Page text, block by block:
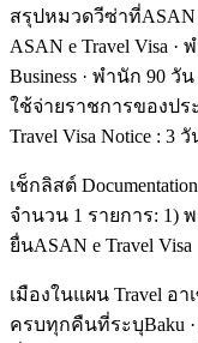
สรุปหมวดวีซ่าที่ASAN
ASAN e Travel Visa
Business · พำนัก 90 วั
ใช้จ่ายราชการของปร
Travel Visa Notice : 3
เช็กลิสต์
จำนวน 1 รายการ: 1)
ยื่นASAN e Travel Visa
เมืองในแผน Travel อ
ครบทุกคืนที่ระบุBaku